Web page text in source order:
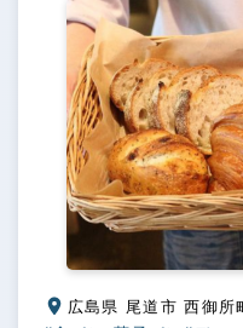
広島県 尾道市 西御